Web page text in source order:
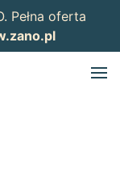
Pełna oferta